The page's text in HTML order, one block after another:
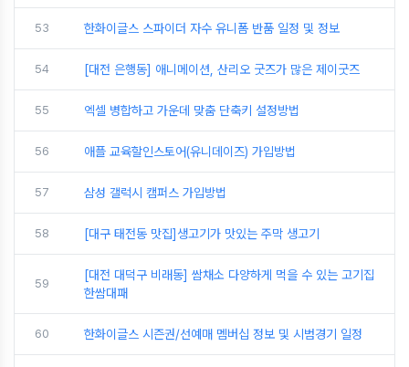
53 한화이글스 스파이더 자수 유니폼 반품 일정 및 정보
54 [대전 은행동] 애니메이션, 산리오 굿즈가 많은 제이굿즈
55 엑셀 병합하고 가운데 맞춤 단축키 설정방법
56 애플 교육할인스토어(유니데이즈) 가입방법
57 삼성 갤럭시 캠퍼스 가입방법
58 [대구 태전동 맛집]생고기가 맛있는 주막 생고기
59
[대전 대덕구 비래동] 쌈채소 다양하게 먹을 수 있는 고기집
한쌈대패
60 한화이글스 시즌권/선예매 멤버십 정보 및 시범경기 일정